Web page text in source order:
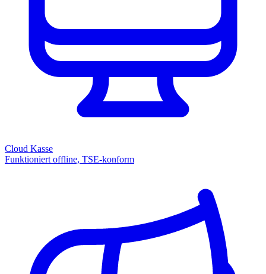
Cloud Kasse
Funktioniert offline, TSE-konform